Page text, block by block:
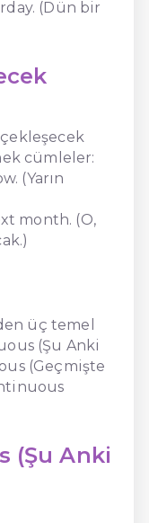
(Dün bir
cümleler:
(Yarın
month. (O,
üç temel
(Şu Anki
(Geçmişte
(Şu Anki